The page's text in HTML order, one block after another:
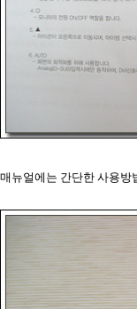
매뉴얼에는 간단한 사용방